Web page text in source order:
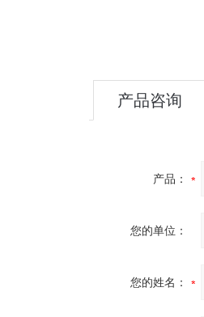
产品咨询
产品：
您的单位：
您的姓名：